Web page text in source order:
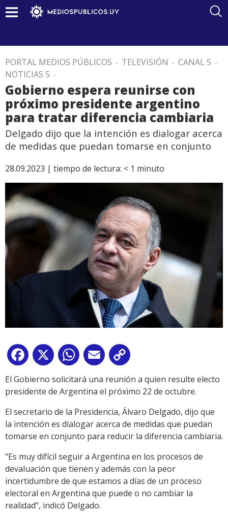
PORTAL MEDIOS PÚBLICOS . TELEVISIÓN . CANAL 5 .
NOTICIAS 5 .
Gobierno espera reunirse con
próximo presidente argentino
para tratar diferencia cambiaria
Delgado dijo que la intención es dialogar acerca
de medidas que puedan tomarse en conjunto
28.09.2023 | tiempo de lectura: < 1 minuto
Facebook
X WhatsApp
Email
Link
El Gobierno solicitará una reunión a quien resulte electo
presidente de Argentina el próximo 22 de octubre.
El secretario de la Presidencia, Álvaro Delgado, dijo que
la intención es dialogar acerca de medidas que puedan
tomarse en conjunto para reducir la diferencia cambiaria.
"Es muy difícil seguir a Argentina en los procesos de
devaluación que tienen y además con la peor
incertidumbre de que estamos a días de un proceso
electoral en Argentina que puede o no cambiar la
realidad", indicó Delgado.